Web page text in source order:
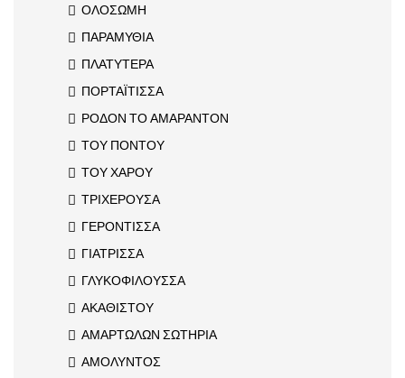
ΟΛΟΣΩΜΗ
ΠΑΡΑΜΥΘΙΑ
ΠΛΑΤΥΤΕΡΑ
ΠΟΡΤΑΪΤΙΣΣΑ
ΡΟΔΟΝ ΤΟ ΑΜΑΡΑΝΤΟΝ
ΤΟΥ ΠΟΝΤΟΥ
ΤΟΥ ΧΑΡΟΥ
ΤΡΙΧΕΡΟΥΣΑ
ΓΕΡΟΝΤΙΣΣΑ
ΓΙΑΤΡΙΣΣΑ
ΓΛΥΚΟΦΙΛΟΥΣΣΑ
ΑΚΑΘΙΣΤΟΥ
ΑΜΑΡΤΩΛΩΝ ΣΩΤΗΡΙΑ
ΑΜΟΛΥΝΤΟΣ